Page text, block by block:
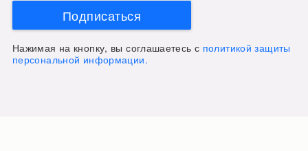
Подписаться
Нажимая на кнопку, вы соглашаетесь с политикой защиты
персональной информации.